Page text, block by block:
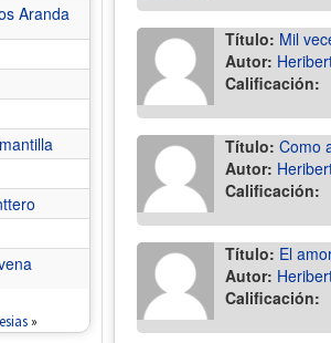
Aranda
»
Título: Mil
Autor:
Calificación:
Título: Como
Autor:
Calificación:
Título: El
Autor:
Calificación: